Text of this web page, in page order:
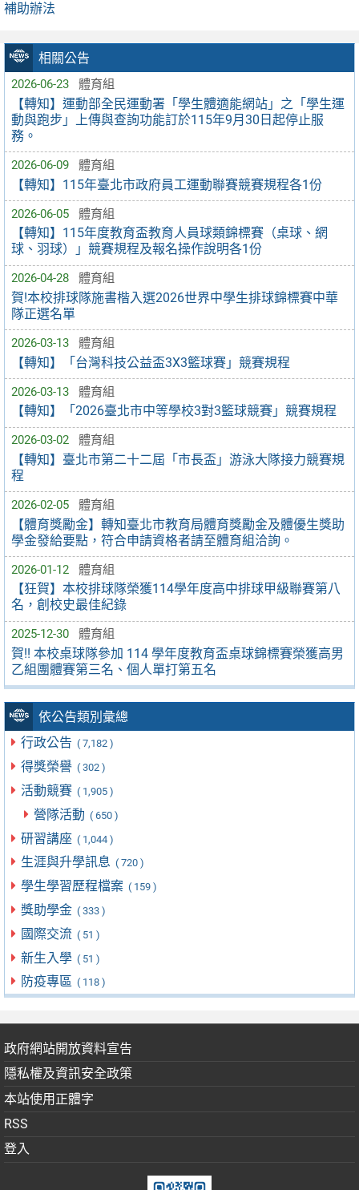
相關公告
2026-06-23 體育組
【轉知】運動部全民運動署「學生體適能網站」之「學生運
動與跑步」上傳與查詢功能訂於115年9月30日起停止服
務。
2026-06-09 體育組
【轉知】115年臺北市政府員工運動聯賽競賽規程各1份
2026-06-05 體育組
【轉知】115年度教育盃教育人員球類錦標賽（桌球、網
球、羽球）」競賽規程及報名操作說明各1份
2026-04-28 體育組
賀!本校排球隊施書楷入選2026世界中學生排球錦標賽中華
隊正選名單
2026-03-13 體育組
【轉知】「台灣科技公益盃3X3籃球賽」競賽規程
2026-03-13 體育組
【轉知】「2026臺北市中等學校3對3籃球競賽」競賽規程
2026-03-02 體育組
【轉知】臺北市第二十二屆「市長盃」游泳大隊接力競賽規
程
2026-02-05 體育組
【體育獎勵金】轉知臺北市教育局體育獎勵金及體優生獎助
學金發給要點，符合申請資格者請至體育組洽詢。
2026-01-12 體育組
【狂賀】本校排球隊榮獲114學年度高中排球甲級聯賽第八
名，創校史最佳紀錄
2025-12-30 體育組
賀!! 本校桌球隊參加 114 學年度教育盃桌球錦標賽榮獲高男
乙組團體賽第三名、個人單打第五名
依公告類別彙總
行政公告 ( 7,182 )
得獎榮譽 ( 302 )
活動競賽 ( 1,905 )
營隊活動 ( 650 )
研習講座 ( 1,044 )
生涯與升學訊息 ( 720 )
學生學習歷程檔案 ( 159 )
獎助學金 ( 333 )
國際交流 ( 51 )
新生入學 ( 51 )
防疫專區 ( 118 )
補助辦法
政府網站開放資料宣告
隱私權及資訊安全政策
本站使用正體字
RSS
登入